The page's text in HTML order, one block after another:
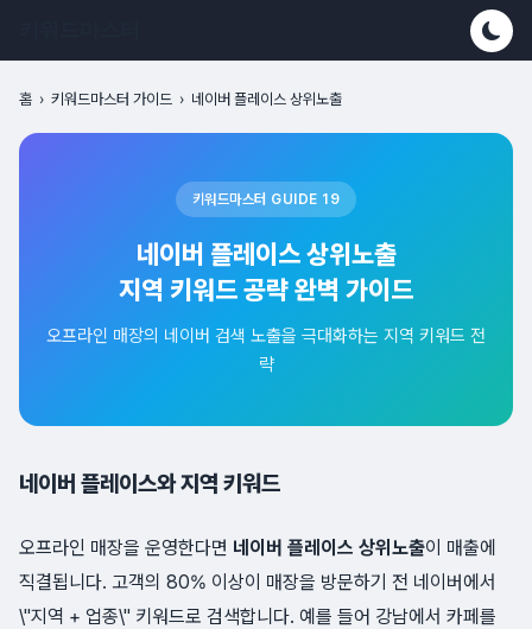
홈 › 키워드마스터 가이드 › 네이버 플레이스 상위노출
키워드마스터 GUIDE 19
네이버 플레이스 상위노출
지역 키워드 공략 완벽 가이드
오프라인 매장의 네이버 검색 노출을 극대화하는 지역 키워드 전
략
네이버 플레이스와 지역 키워드
오프라인 매장을 운영한다면 네이버 플레이스 상위노출이 매출에
직결됩니다. 고객의 80% 이상이 매장을 방문하기 전 네이버에서
\"지역 + 업종\" 키워드로 검색합니다. 예를 들어 강남에서 카페를